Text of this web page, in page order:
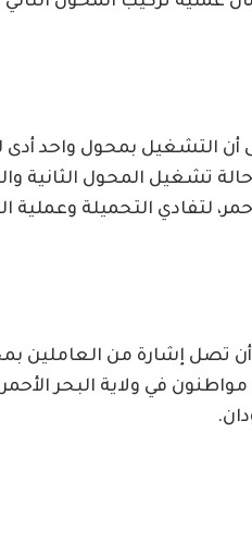
أن التشغيل بمحول واحد أدى
تشغيل المحول الثانية
لتفادي التحميلة
تصل إشارة من العاملين
مواطنون في ولاية البحر